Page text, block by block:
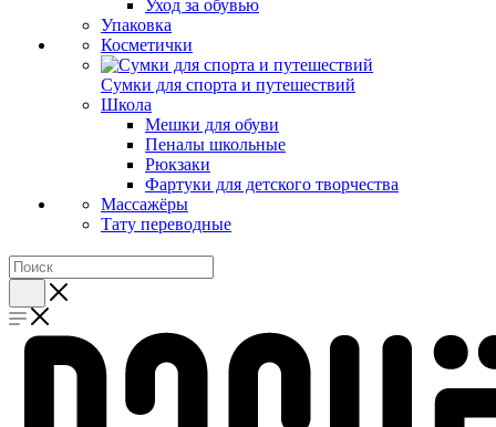
Уход за обувью
Упаковка
Косметички
Сумки для спорта и путешествий
Школа
Мешки для обуви
Пеналы школьные
Рюкзаки
Фартуки для детского творчества
Массажёры
Тату переводные